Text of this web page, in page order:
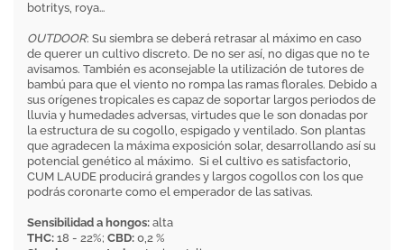
botritys, roya…
OUTDOOR: Su siembra se deberá retrasar al máximo en caso
de querer un cultivo discreto. De no ser así, no digas que no te
avisamos. También es aconsejable la utilización de tutores de
bambú para que el viento no rompa las ramas florales. Debido a
sus orígenes tropicales es capaz de soportar largos periodos de
lluvia y humedades adversas, virtudes que le son donadas por
la estructura de su cogollo, espigado y ventilado. Son plantas
que agradecen la máxima exposición solar, desarrollando así su
potencial genético al máximo. Si el cultivo es satisfactorio,
CUM LAUDE producirá grandes y largos cogollos con los que
podrás coronarte como el emperador de las sativas.
Sensibilidad a hongos: alta
THC: 18 - 22%; CBD: 0,2 %